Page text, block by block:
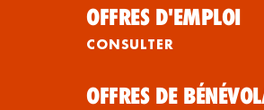
OFFRES D'EMPLOI
CONSULTER
OFFRES DE